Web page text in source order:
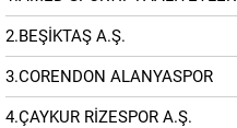
2.BEŞİKTAŞ A.Ş.
3.CORENDON ALANYASPOR
4.ÇAYKUR RİZESPOR A.Ş.